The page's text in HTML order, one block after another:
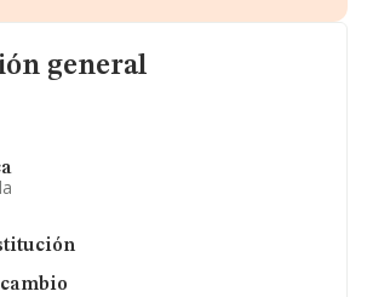
general
y registral complementaria.